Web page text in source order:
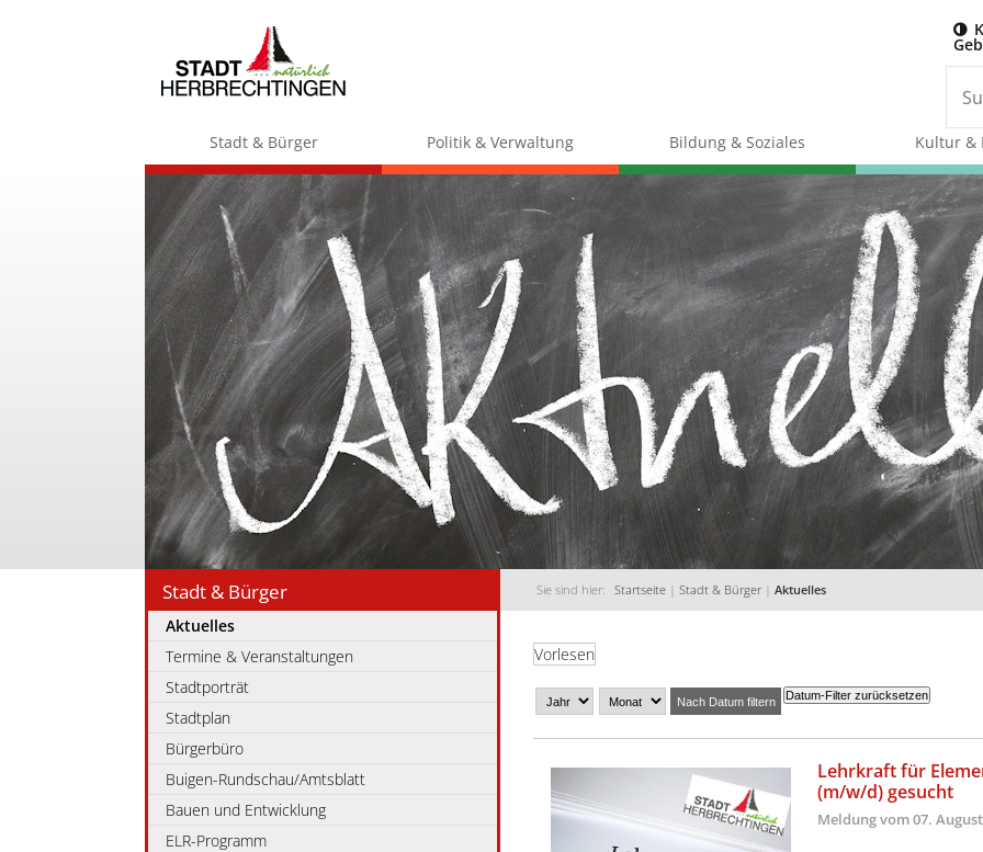
Stadt & Bürger Politik & Verwaltung Bildung & Soziales Kultur &
Stadt & Bürger Sie sind hier: Startseite | Stadt & Bürger | Aktuelles
Aktuelles
Termine & Veranstaltungen
Stadtporträt
Stadtplan
Bürgerbüro
Buigen-Rundschau/Amtsblatt
Bauen und Entwicklung
ELR-Programm
Vorlesen
Nach Datum filtern Datum-Filter zurücksetzen
Lehrkraft für
(m/w/d) gesucht
Meldung vom07. August